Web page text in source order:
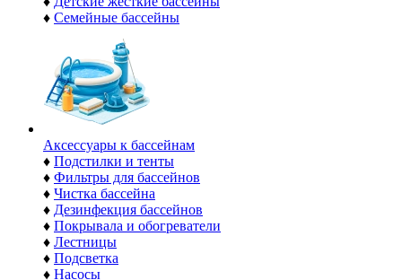
♦ Семейные бассейны
Аксессуары к бассейнам
♦ Подстилки и тенты
♦ Фильтры для бассейнов
♦ Чистка бассейна
♦ Дезинфекция бассейнов
♦ Покрывала и обогреватели
♦ Лестницы
♦ Подсветка
♦ Насосы